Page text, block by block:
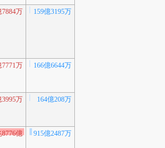
7884万 159億3195万
7771万 166億6644万
3995万 164億208万
8776億 915億2487万